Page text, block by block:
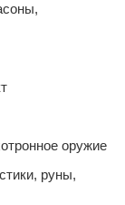
оружие
руны,